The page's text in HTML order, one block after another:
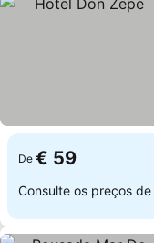
De € 59
Consulte os preços de